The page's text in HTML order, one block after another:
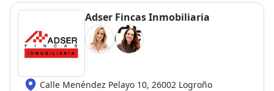
trato, desde el punto de vista personal.
Adser Fincas Inmobiliaria
Calle Menéndez Pelayo 10, 26002 Logroño